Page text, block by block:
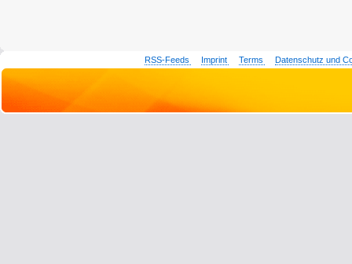
RSS-Feeds Imprint Terms Datenschutz und